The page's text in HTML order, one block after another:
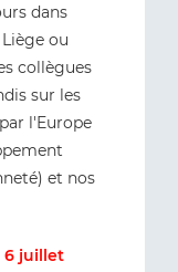
dans
ou
collègues
sur les
l'Europe
et nos
6 juillet